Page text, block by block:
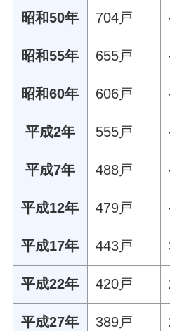
昭和50年 704戸
昭和55年 655戸
昭和60年 606戸
平成2年 555戸
平成7年 488戸
平成12年 479戸
平成17年 443戸
平成22年 420戸
平成27年 389戸